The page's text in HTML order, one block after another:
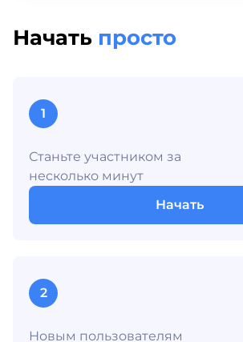
Начать просто
1
Станьте участником за
несколько минут
Начать
2
Новым пользователям